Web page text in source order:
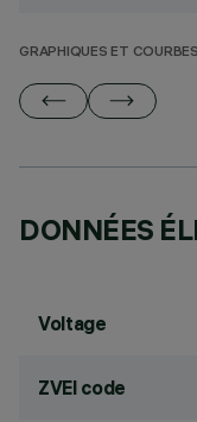
GRAPHIQUES ET
DONNÉES
Voltage
ZVEI code